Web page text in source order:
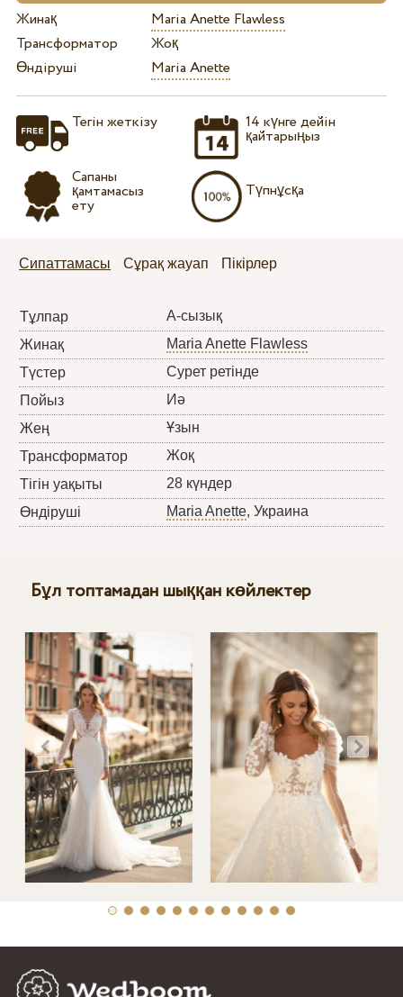
Жинақ
Maria Anette Flawless
Трансформатор
Жоқ
Өндіруші
Maria Anette
Тегін жеткізу
Сапаны
қамтамасыз
ету
14 күнге дейін
қайтарыңыз
Түпнұсқа
Сипаттамасы Сұрақ жауап Пікірлер
Тұлпар
А-сызық
Жинақ
Maria Anette Flawless
Түстер
Сурет ретінде
Пойыз
Иә
Жең
Ұзын
Трансформатор
Жоқ
Тігін уақыты
28 күндер
Өндіруші
Maria Anette, Украина
Бұл топтамадан шыққан көйлектер